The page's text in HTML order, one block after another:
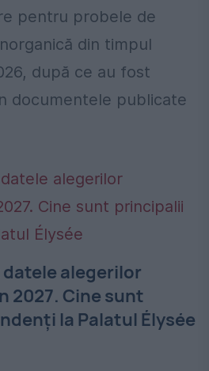
pentru probele de
din timpul
după ce au fost
documentele publicate
alegerilor
2027. Cine sunt
la Palatul Élysée